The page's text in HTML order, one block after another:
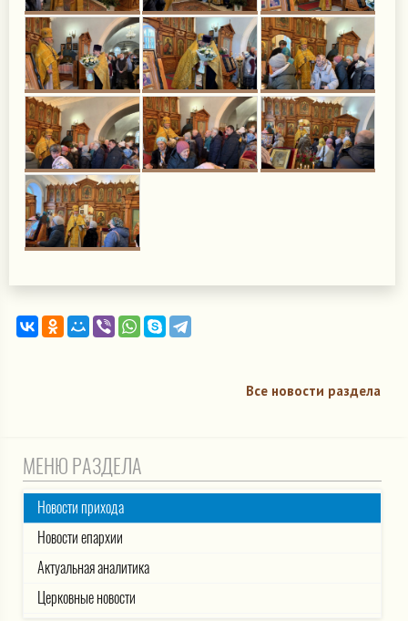
Все новости раздела
МЕНЮ РАЗДЕЛА
Новости прихода
Новости епархии
Актуальная аналитика
Церковные новости